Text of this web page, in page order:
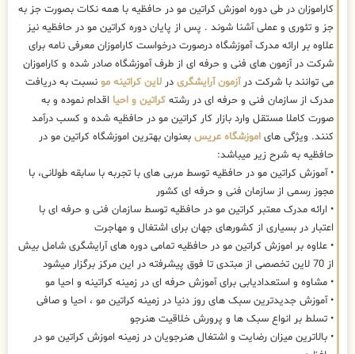
کاراموزان در طی دوره اموزش کراتین مو در حافظیه با همه نکات بصورت جز به
جز و تئوری و عملی آشنا شوند . پس از پایان دوره کراتین مو در حافظیه نیز
علاوه بر ارائه مدرک آموزشگاه درصورت درخواست کاراموزان معرفی نامه برای
شرکت در آزمون های فنی و حرفه ای از طرف آموزشگاه صادر شده و کاراموزان
می توانند با شرکت درآزمون آرایشگری در لاین کراتینه مو نسبت به دریافت
مدرک از سازمان فنی و حرفه ای در رشته کراتین و احیا اقدام نموده و به
صورت کاملا مستقل وارد بازار کار کراتین مو در حافظیه شده و کسب درآمد
کنند. ویژگی های اموزشگاه عریس بعنوان بهترین اموزشگاه کراتین مو در
حافظیه به شرح زیر میباشد:
• آموزش کراتین مو در حافظیه توسط مربی های با تجربه با سابقه طولانی، با
مجوز رسمی از سازمان فنی و حرفه ای کشور
• ارائه مدرک معتبر کراتین مو در حافظیه توسط سازمان فنی و حرفه ای با
اعتبار در بسیاری از کشورهای جهان برای اشتغال و مهاجرت
• علاوه بر اموزش کراتین مو در حافظیه تمامی دوره های آرایشگری شامل بیش
از 70 لاین تخصصی از مبتدی تا فوق پیشرفته در این مرکز برگزار میشود
• مشاوه و استعدادیابی برای آموزش حرفه ای در زمینه کراتینه و احیا مو
• آموزش جدیدترین سبک های روز دنیا در زمینه کراتین مو ، احیا و صافی
• تسلط بر انواع سبک ها و پرورش خلاقیت هنرجو
• بالاترین میزان رضایت و اشتغال هنرجویان در زمینه اموزش کراتین مو در